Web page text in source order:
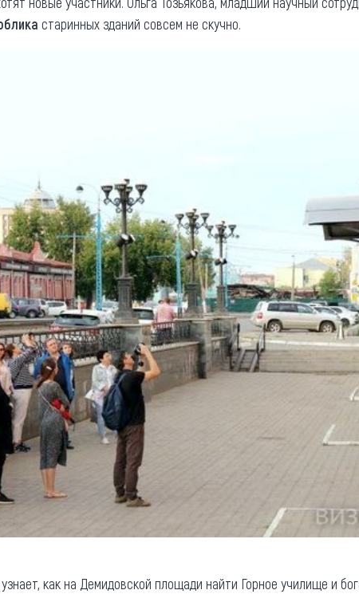
старинных зданий совсем не скучно.
как на Демидовской площади найти Горное училище и